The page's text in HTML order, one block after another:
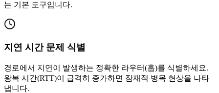
는 기본 도구입니다.
지연 시간 문제 식별
경로에서 지연이 발생하는 정확한 라우터(홉)를 식별하세요.
왕복 시간(RTT)이 급격히 증가하면 잠재적 병목 현상을 나타
냅니다.